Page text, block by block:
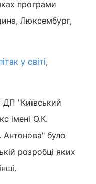
програми
Люксембург,
у світі,
"Київський
імені О.К.
було
розробці яких